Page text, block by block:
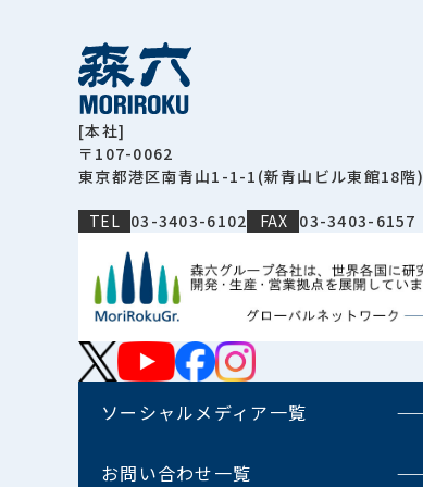
[本社]
〒107-0062
東京都港区南青山1-1-1(新青山ビル東館18階)
TEL 03-3403-6102 FAX 03-3403-6157
ソーシャルメディア一覧
お問い合わせ一覧